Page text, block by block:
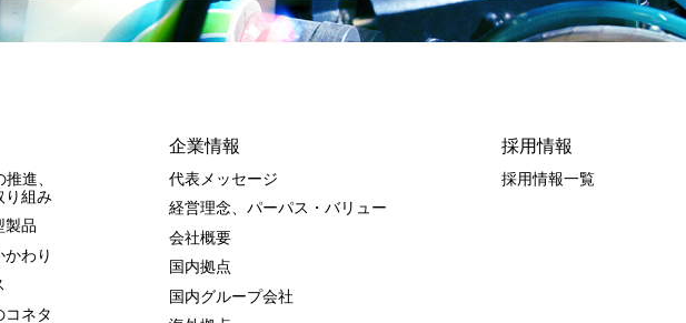
進、
り組み
製品
かわり
コネタ
企業情報
代表メッセージ
経営理念、パーパス・バリュー
会社概要
国内拠点
国内グループ会社
採用情報
採用情報一覧